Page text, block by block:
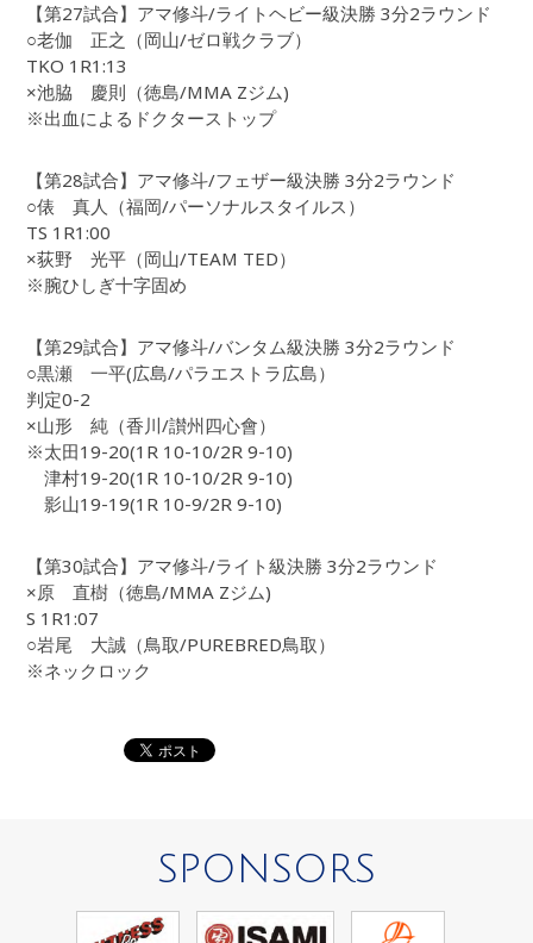
【第27試合】アマ修斗/ライトヘビー級決勝 3分2ラウンド
○老伽 正之（岡山/ゼロ戦クラブ）
TKO 1R1:13
×池脇 慶則（徳島/MMA Zジム)
※出血によるドクターストップ
【第28試合】アマ修斗/フェザー級決勝 3分2ラウンド
○俵 真人（福岡/パーソナルスタイルス）
TS 1R1:00
×荻野 光平（岡山/TEAM TED）
※腕ひしぎ十字固め
【第29試合】アマ修斗/バンタム級決勝 3分2ラウンド
○黒瀬 一平(広島/パラエストラ広島）
判定0-2
×山形 純（香川/讃州四心會）
※太田19-20(1R 10-10/2R 9-10)
津村19-20(1R 10-10/2R 9-10)
影山19-19(1R 10-9/2R 9-10)
【第30試合】アマ修斗/ライト級決勝 3分2ラウンド
×原 直樹（徳島/MMA Zジム)
S 1R1:07
○岩尾 大誠（鳥取/PUREBRED鳥取）
※ネックロック
SPONSORS